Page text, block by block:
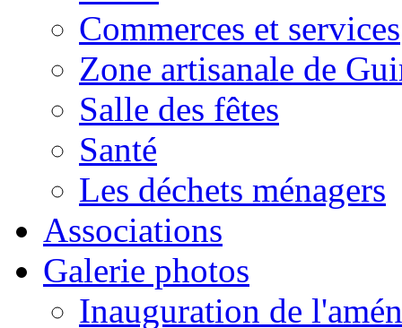
Commerces et services
Zone artisanale de
Salle des fêtes
Santé
Les déchets ménagers
Associations
Galerie photos
Inauguration de